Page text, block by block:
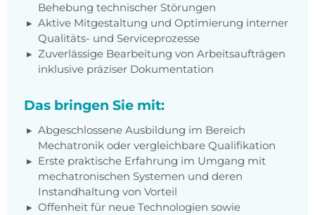
Behebung technischer Störungen
Aktive Mitgestaltung und Optimierung interner
Qualitäts- und Serviceprozesse
Zuverlässige Bearbeitung von Arbeitsaufträgen
inklusive präziser Dokumentation
Das bringen Sie mit:
Abgeschlossene Ausbildung im Bereich
Mechatronik oder vergleichbare Qualifikation
Erste praktische Erfahrung im Umgang mit
mechatronischen Systemen und deren
Instandhaltung von Vorteil
Offenheit für neue Technologien sowie